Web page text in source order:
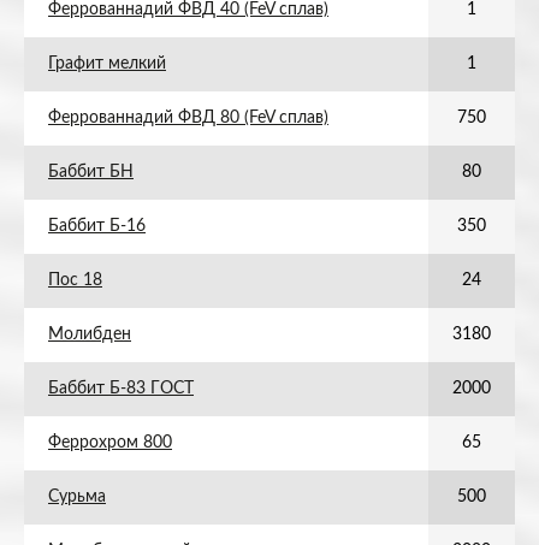
Феррованнадий ФВД 40 (FeV сплав) 1
Графит мелкий 1
Феррованнадий ФВД 80 (FeV сплав) 750
Баббит БН 80
Баббит Б-16 350
Пос 18 24
Молибден 3180
Баббит Б-83 ГОСТ 2000
Феррохром 800 65
Сурьма 500